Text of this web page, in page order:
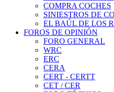
COMPRA COCHES
SINIESTROS DE
EL BAÚL DE LOS
FOROS DE OPINIÓN
FORO GENERAL
WRC
ERC
CERA
CERT - CERTT
CET / CER